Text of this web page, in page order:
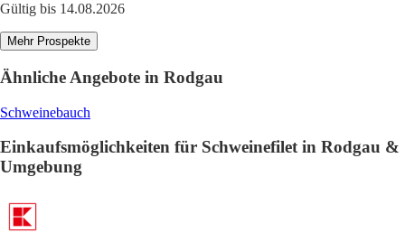
Gültig bis 14.08.2026
Mehr Prospekte
Ähnliche Angebote in Rodgau
Schweinebauch
Einkaufsmöglichkeiten für Schweinefilet in Rodgau &
Umgebung